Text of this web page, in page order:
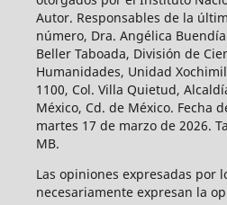
Autor. Responsables de la
número, Dra. Angélica
Beller Taboada, División de
Humanidades, Unidad
1100, Col. Villa Quietud,
México, Cd. de México. Fecha
martes 17 de marzo de 2026.
MB.
Las opiniones expresadas por
necesariamente expresan la